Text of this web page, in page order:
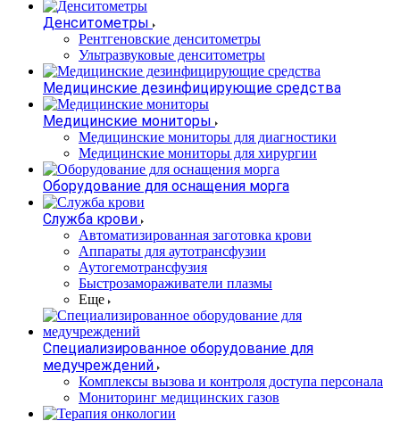
Денситометры
Рентгеновские денситометры
Ультразвуковые денситометры
Медицинские дезинфицирующие средства
Медицинские мониторы
Медицинские мониторы для диагностики
Медицинские мониторы для хирургии
Оборудование для оснащения морга
Служба крови
Автоматизированная заготовка крови
Аппараты для аутотрансфузии
Аутогемотрансфузия
Быстрозамораживатели плазмы
Еще
Специализированное оборудование для
медучреждений
Комплексы вызова и контроля доступа персонала
Мониторинг медицинских газов